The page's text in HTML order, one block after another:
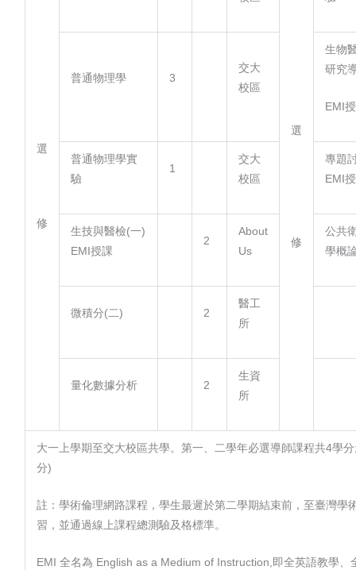
選
修
選
修
普通物理學 3
交大
校區
生物
研究
EMI
普通物理學實
驗
1
交大
校區
專題
EMI
生技與醫檢(一)
EMI授課
2
About
Us
公共
學概
微積分(二) 2
醫工
所
量化數據分析 2
生資
所
大一上學期至交大校區共學。第一、二學年必選導師課程共4學
分)
註：學術倫理網路課程，學生最遲於第二學期結束前，至臺灣學
習，並通過線上課程總測驗及格標準。
EMI 全名為 English as a Medium of Instruction,即全英語教學、